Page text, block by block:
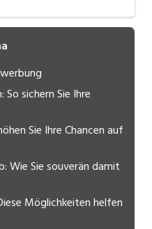
sichern Sie Ihre
Sie Ihre Chancen auf
Wie Sie souverän damit
Möglichkeiten helfen